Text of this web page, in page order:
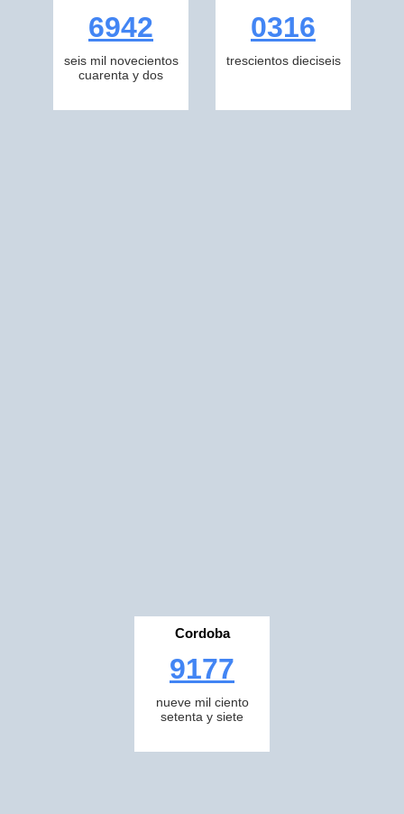
6942
seis mil novecientos
cuarenta y dos
0316
trescientos dieciseis
Cordoba
9177
nueve mil ciento
setenta y siete